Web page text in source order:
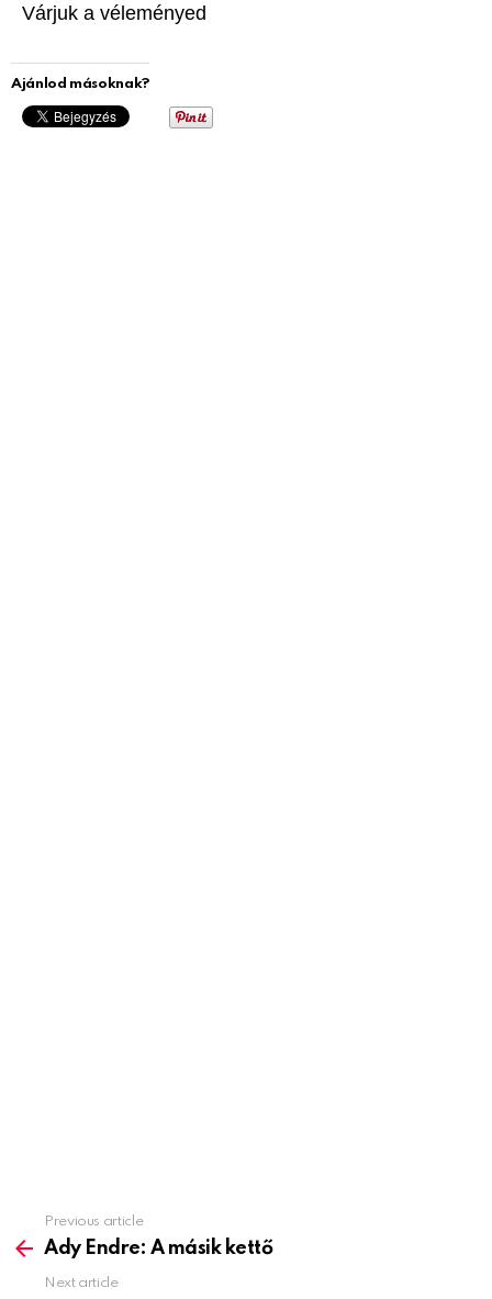
Várjuk a véleményed
Ajánlod másoknak?
more
Previous article
Ady Endre: A másik kettő
Next article